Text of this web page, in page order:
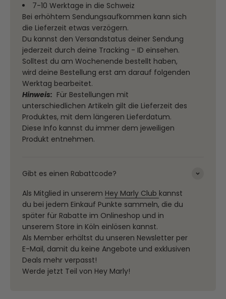
7-10 Werktage in die Schweiz
Bei erhöhtem Sendungsaufkommen kann sich
die Lieferzeit etwas verzögern.
Du kannst den Versandstatus deiner Sendung
jederzeit durch deine Tracking - ID einsehen.
Solltest du am Wochenende bestellt haben,
wird deine Bestellung erst am darauf folgenden
Werktag bearbeitet.
Hinweis: Für Bestellungen mit
unterschiedlichen Artikeln gilt die Lieferzeit des
Produktes, mit dem längeren Lieferdatum.
Diese Info kannst du immer dem jeweiligen
Produkt entnehmen.
Gibt es einen Rabattcode?
Als Mitglied in unserem Hey Marly Club kannst
du bei jedem Einkauf Punkte sammeln, die du
später für Rabatte im Onlineshop und in
unserem Store in Köln einlösen kannst.
Als Member erhältst du unseren Newsletter per
E-Mail, damit du keine Angebote und exklusiven
Deals mehr verpasst!
Werde jetzt Teil von Hey Marly!